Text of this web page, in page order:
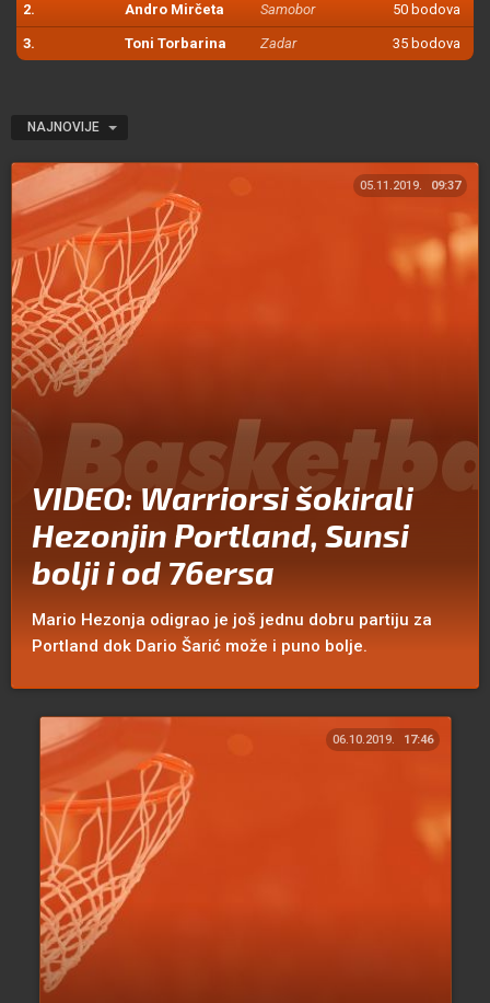
2. Andro Mirčeta Samobor 50 bodova
3. Toni Torbarina Zadar 35 bodova
NAJNOVIJE
05.11.2019. 09:37
VIDEO: Warriorsi šokirali
Hezonjin Portland, Sunsi
bolji i od 76ersa
Mario Hezonja odigrao je još jednu dobru partiju za
Portland dok Dario Šarić može i puno bolje.
06.10.2019. 17:46